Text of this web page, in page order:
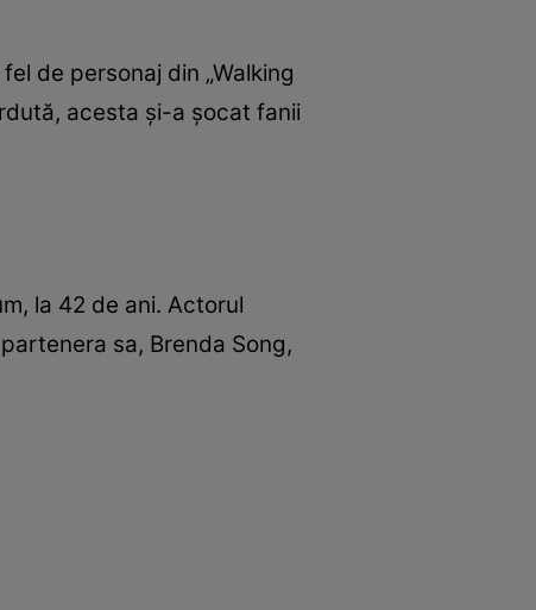
de personaj din „Walking
acesta și-a șocat fanii
la 42 de ani. Actorul
sa, Brenda Song,